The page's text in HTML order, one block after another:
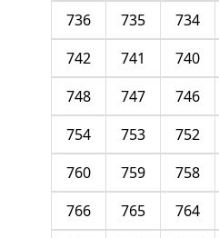
734
735
736
740
741
742
746
747
748
752
753
754
758
759
760
764
765
766